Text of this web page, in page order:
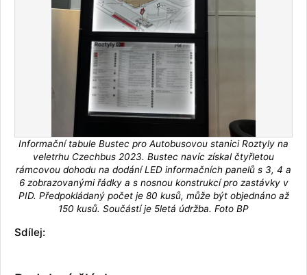
Informační tabule Bustec pro Autobusovou stanici Roztyly na
veletrhu Czechbus 2023. Bustec navíc získal čtyřletou
rámcovou dohodu na dodání LED informačních panelů s 3, 4 a
6 zobrazovanými řádky a s nosnou konstrukcí pro zastávky v
PID. Předpokládaný počet je 80 kusů, může být objednáno až
150 kusů. Součástí je 5letá údržba. Foto BP
Sdílej: